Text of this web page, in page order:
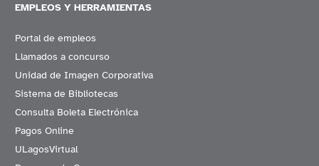
EMPLEOS Y HERRAMIENTAS
Portal de empleos
Llamados a concurso
Unidad de Imagen Corporativa
Sistema de Bibliotecas
Consulta Boleta Electrónica
Pagos Online
ULagosVirtual